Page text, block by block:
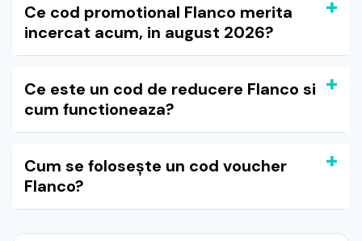
Ce cod promotional Flanco merita
incercat acum, in august 2026?
Ce este un cod de reducere Flanco si
cum functioneaza?
Cum se folosește un cod voucher
Flanco?